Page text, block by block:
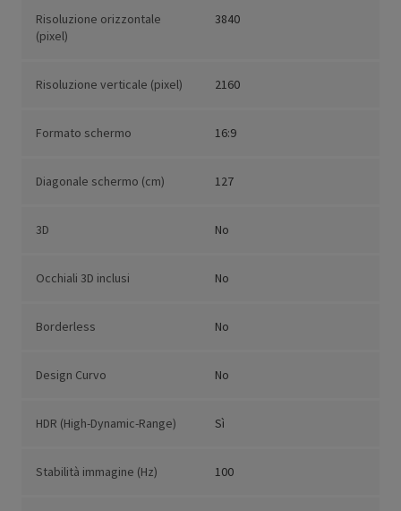
Risoluzione orizzontale
(pixel)
3840
Risoluzione verticale (pixel) 2160
Formato schermo 16:9
Diagonale schermo (cm) 127
3D No
Occhiali 3D inclusi No
Borderless No
Design Curvo No
HDR (High-Dynamic-Range) Sì
Stabilità immagine (Hz) 100